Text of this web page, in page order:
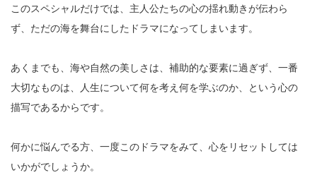
このスペシャルだけでは、主人公たちの心の揺れ動きが伝わら
ず、ただの海を舞台にしたドラマになってしまいます。
あくまでも、海や自然の美しさは、補助的な要素に過ぎず、一番
大切なものは、人生について何を考え何を学ぶのか、という心の
描写であるからです。
何かに悩んでる方、一度このドラマをみて、心をリセットしては
いかがでしょうか。